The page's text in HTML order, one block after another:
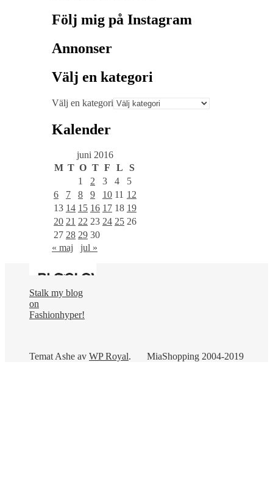
Följ mig på Instagram
Annonser
Välj en kategori
Välj en kategori
Kalender
juni 2016
M T O T F L
S
1
2 3 4
5
6
7 8 9 10 11 12
13 14 15 16 17 18 19
20 21 22 23 24 25 26
27 28 29 30
« maj
jul »
Stalk my blog
on
Fashionhyper!
MiaShopping 2004-2019
Temat Ashe av WP Royal.